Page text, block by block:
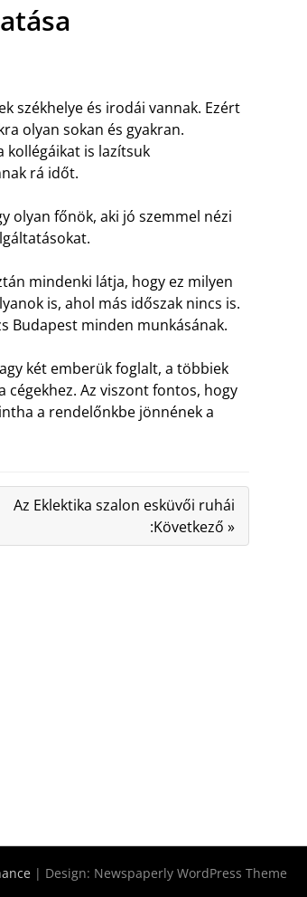
székhelye és irodái vannak. Ezért
olyan sokan és gyakran.
kollégáikat is lazítsuk
rá időt.
olyan főnök, aki jó szemmel nézi
mindenki látja, hogy ez milyen
is, ahol más időszak nincs is.
Budapest minden munkásának.
két emberük foglalt, a többiek
cégekhez. Az viszont fontos, hogy
a rendelőnkbe jönnének a
Az Eklektika szalon esküvői ruhái
:Következő »
| Design: Newspaperly WordPress Theme